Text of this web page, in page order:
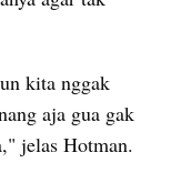
kita nggak
aja gua gak
jelas Hotman.